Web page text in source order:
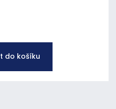
do košíku